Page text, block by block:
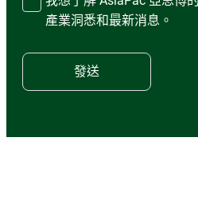
產業洞悉和最新消息。
發送